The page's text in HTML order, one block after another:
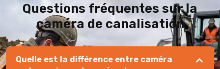
Questions fréquentes sur la
caméra de canalisation
Quelle est la différence entre caméra